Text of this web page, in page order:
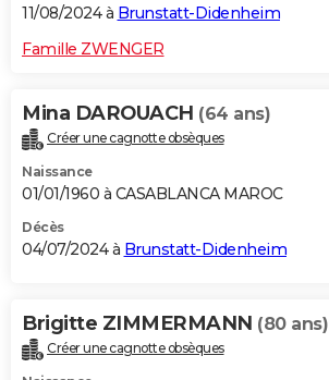
11/08/2024 à Brunstatt-Didenheim
Famille ZWENGER
Mina DAROUACH (64 ans)
Créer une cagnotte obsèques
Naissance
01/01/1960 à CASABLANCA MAROC
Décès
04/07/2024 à Brunstatt-Didenheim
Brigitte ZIMMERMANN (80 ans)
Créer une cagnotte obsèques